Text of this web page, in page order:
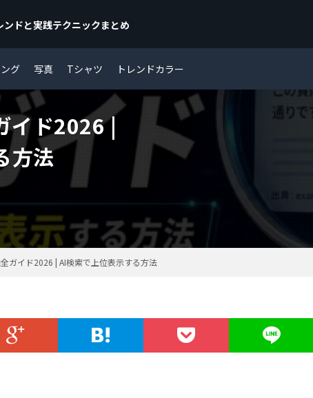
エイティブを刺激し、デザイン力を育むヒントが満載です。
ンドと実践テクニックまとめ
グ 写真 Tシャツ トレンドカラー
イド2026 |
方法
ガイド2026 | AI検索で上位表示する方法